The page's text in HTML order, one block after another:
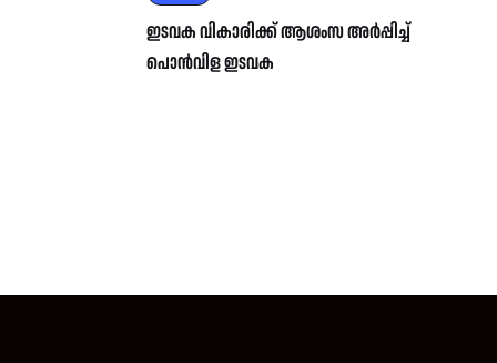
ഇടവക വികാരിക്ക് ആശംസ അർപ്പിച്ച്
പൊൻവിള ഇടവക